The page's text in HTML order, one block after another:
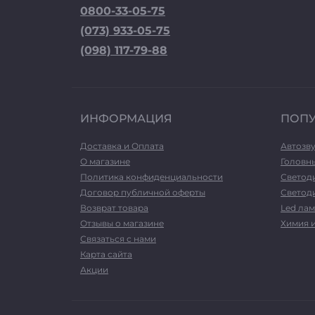
0800-33-05-75
(073) 933-05-75
(098) 117-79-88
ИНФОРМАЦИЯ
Доставка и Оплата
О магазине
Политика конфиденциальности
Договор публичной оферты
Возврат товара
Отзывы о магазине
Связаться с нами
Карта сайта
Акции
Led
Химия